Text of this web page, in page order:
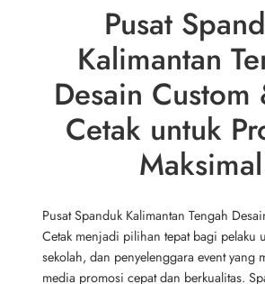
Pusat
Kalimantan
Desain Custom
Cetak untuk
Maksimal
Pusat Spanduk Kalimantan Tengah
Cetak menjadi pilihan tepat bagi pelaku
sekolah, dan penyelenggara event yang
media promosi cepat dan berkualitas.